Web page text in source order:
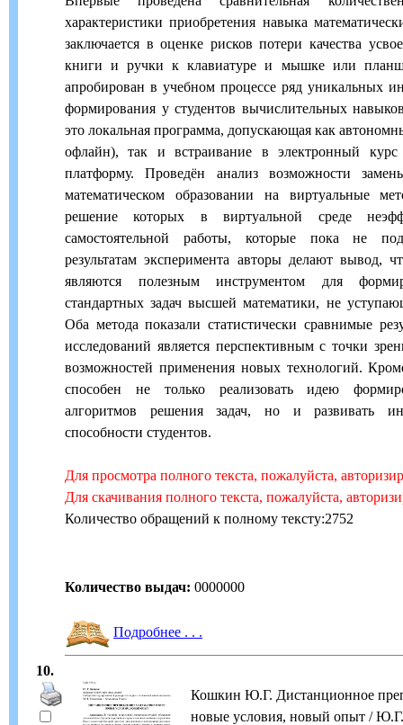
характеристики приобретения навыка
заключается в оценке рисков потери качества
книги и ручки к клавиатуре и мышке или
апробирован в учебном процессе ряд уникальных
формирования у студентов вычислительных
это локальная программа, допускающая как
офлайн), так и встраивание в электронный
платформу. Проведён анализ возможности
математическом образовании на виртуальные
решение которых в виртуальной среде
самостоятельной работы, которые пока не
результатам эксперимента авторы делают вывод,
являются полезным инструментом для
стандартных задач высшей математики, не
Оба метода показали статистически сравнимые
исследований является перспективным с точки
возможностей применения новых технологий.
способен не только реализовать идею
алгоритмов решения задач, но и развивать
способности студентов.
Для просмотра полного текста, пожалуйста,
Для скачивания полного текста, пожалуйста,
Количество обращений к полному тексту:2752
Количество выдач: 0000000
Подробнее . . .
10.
Кошкин Ю.Г. Дистанционное
новые условия, новый опыт /